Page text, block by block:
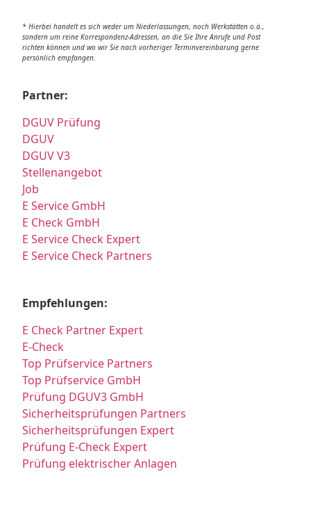
* Hierbei handelt es sich weder um Niederlassungen, noch Werkstätten o.ä.,
sondern um reine Korrespondenz-Adressen, an die Sie Ihre Anrufe und Post
richten können und wo wir Sie nach vorheriger Terminvereinbarung gerne
persönlich empfangen.
Partner:
DGUV Prüfung
DGUV
DGUV V3
Stellenangebot
Job
E Service GmbH
E Check GmbH
E Service Check Expert
E Service Check Partners
Empfehlungen:
E Check Partner Expert
E-Check
Top Prüfservice Partners
Top Prüfservice GmbH
Prüfung DGUV3 GmbH
Sicherheitsprüfungen Partners
Sicherheitsprüfungen Expert
Prüfung E-Check Expert
Prüfung elektrischer Anlagen